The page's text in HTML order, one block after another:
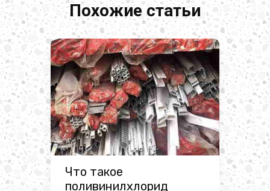
Похожие статьи
Что такое
поливинилхлорид